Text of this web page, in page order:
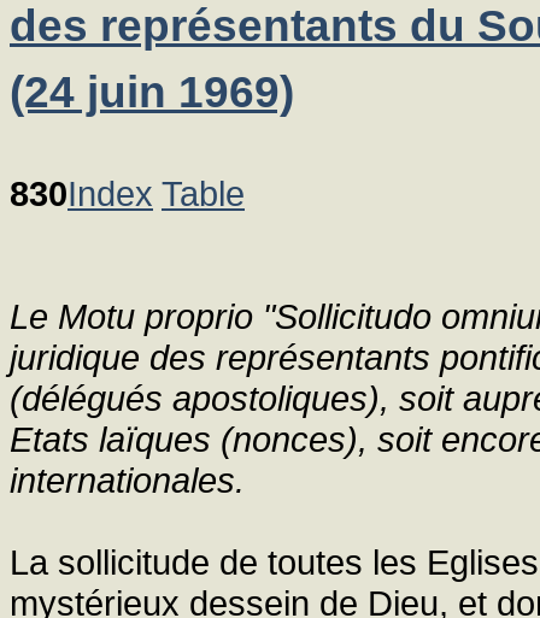
des représentants du
(24 juin 1969)
830Index Table
Le Motu proprio "Sollicitudo
juridique des représentants
(délégués apostoliques), soit
Etats laïques (nonces), soit
internationales.
La sollicitude de toutes les
mystérieux dessein de Dieu, et